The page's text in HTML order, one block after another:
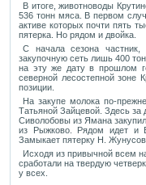
В итоге, животноводы
536 тонн мяса. В первом
активе которых почти пять
пятерка. Но рядом и двойка.
С начала сезона
закупочную сеть лишь 400
на эту же дату в прошлом
северной лесостепной зоне
позиции.
На закупе молока по-
Татьяной Зайцевой. Здесь
Сиволобовы из Ямана
из Рыжково. Рядом идет и
Замыкает пятерку Н.
Исходя из привычной всем
сработали на твердую
у всех.